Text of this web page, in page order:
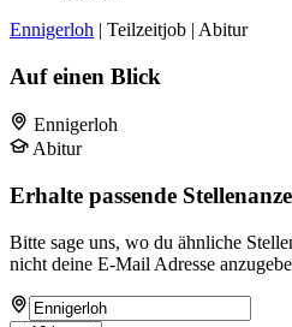
Ennigerloh | Teilzeitjob | Abitur
Auf einen Blick
Ennigerloh
Abitur
Erhalte passende
Bitte sage uns, wo du ähnliche
nicht deine E-Mail Adresse